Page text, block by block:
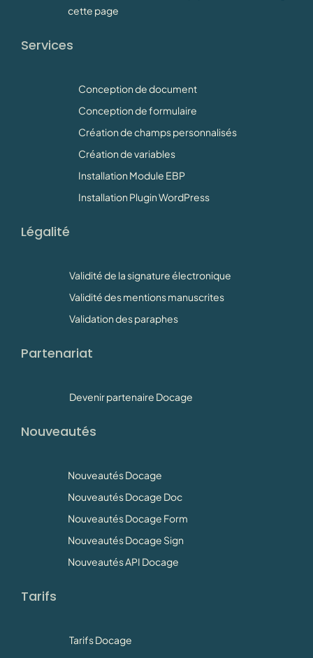
cette page
Services
Conception de document
Conception de formulaire
Création de champs personnalisés
Création de variables
Installation Module EBP
Installation Plugin WordPress
Légalité
Validité de la signature électronique
Validité des mentions manuscrites
Validation des paraphes
Partenariat
Devenir partenaire Docage
Nouveautés
Nouveautés Docage
Nouveautés Docage Doc
Nouveautés Docage Form
Nouveautés Docage Sign
Nouveautés API Docage
Tarifs
Tarifs Docage